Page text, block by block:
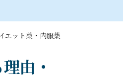
エット薬・内服薬
由・